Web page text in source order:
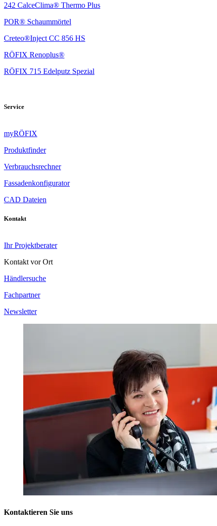
242 CalceClima® Thermo Plus
POR® Schaummörtel
Creteo®Inject CC 856 HS
RÖFIX Renoplus®
RÖFIX 715 Edelputz Spezial
Service
myRÖFIX
Produktfinder
Verbrauchsrechner
Fassadenkonfigurator
CAD Dateien
Kontakt
Ihr Projektberater
Kontakt vor Ort
Händlersuche
Fachpartner
Newsletter
Kontaktieren Sie uns